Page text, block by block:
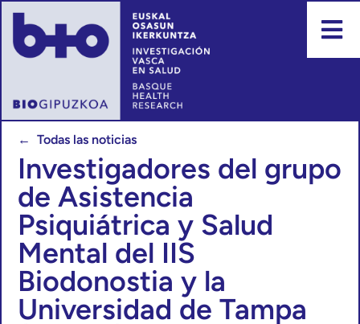
← Todas las noticias
Investigadores del grupo
de Asistencia
Psiquiátrica y Salud
Mental del IIS
Biodonostia y la
Universidad de Tampa